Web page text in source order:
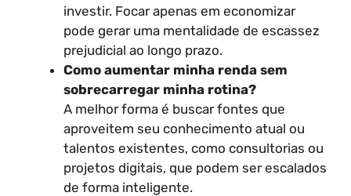
investir. Focar apenas em economizar
pode gerar uma mentalidade de escassez
prejudicial ao longo prazo.
Como aumentar minha renda sem
sobrecarregar minha rotina?
A melhor forma é buscar fontes que
aproveitem seu conhecimento atual ou
talentos existentes, como consultorias ou
projetos digitais, que podem ser escalados
de forma inteligente.